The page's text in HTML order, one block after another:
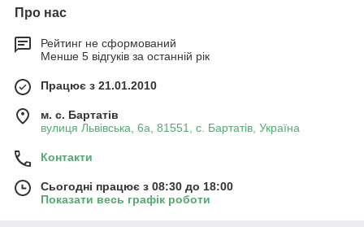
Про нас
Рейтинг не сформований
Менше 5 відгуків за останній рік
Працює з 21.01.2010
м. с. Бартатів
вулиця Львівська, 6а, 81551, с. Бартатів, Україна
Контакти
Сьогодні працює з 08:30 до 18:00
Показати весь графік роботи